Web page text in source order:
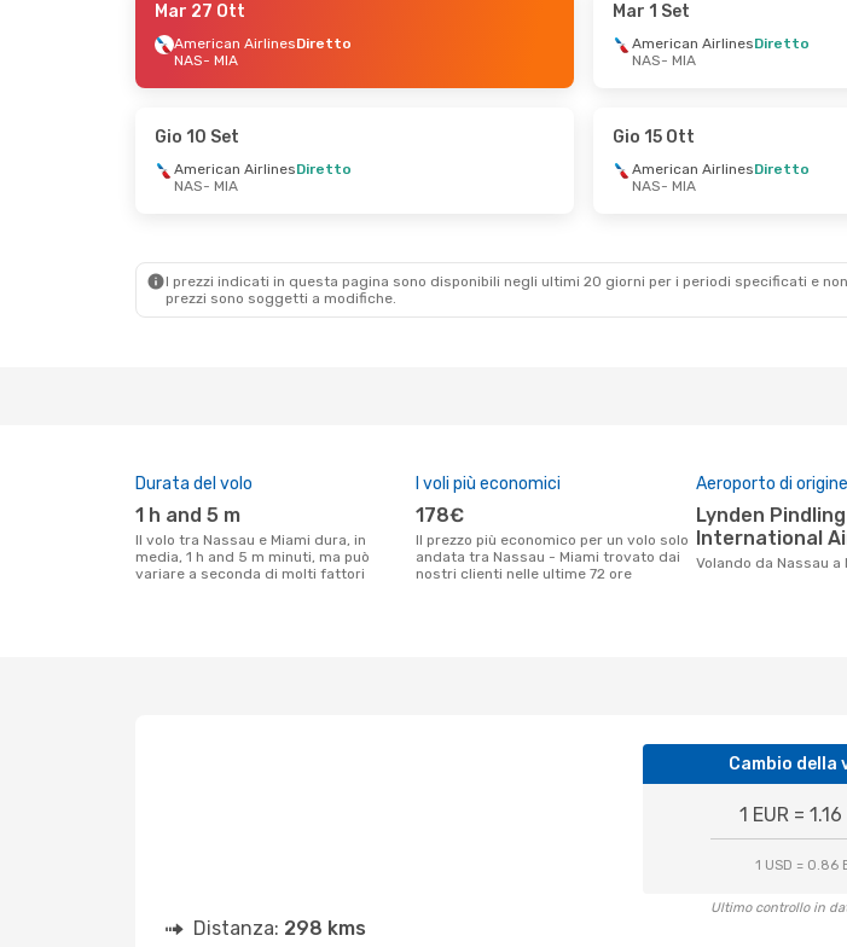
- Dom 13 Set
Diretto
Mar 27 Ott
American AirlinesDiretto
NAS- MIA
Mar 1 Set
American AirlinesDiretto
NAS- MIA
Gio 10 Set
American AirlinesDiretto
NAS- MIA
Gio 15 Ott
American AirlinesDiretto
NAS- MIA
I prezzi indicati in questa pagina sono disponibili negli ultimi 20 giorni per i periodi specificati e
prezzi sono soggetti a modifiche.
Durata del volo
1 h and 5 m
Il volo tra Nassau e Miami dura, in
media, 1 h and 5 m minuti, ma può
variare a seconda di molti fattori
I voli più economici
178€
Il prezzo più economico per un volo solo
andata tra Nassau - Miami trovato dai
nostri clienti nelle ultime 72 ore
Aeroporto di origine
Lynden Pindling
International
Volando da Nassau a
Cambio della
1 EUR =
1 USD = 0.86
Ultimo controllo in
Distanza: 298 kms